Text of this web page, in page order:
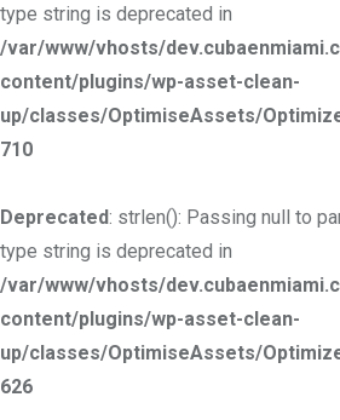
type string is deprecated in
/var/www/vhosts/
content/plugins/wp-asset-clean-
up/classes/OptimiseAssets/
710
Deprecated: strlen(): Passing null to
type string is deprecated in
/var/www/vhosts/
content/plugins/wp-asset-clean-
up/classes/OptimiseAssets/
626